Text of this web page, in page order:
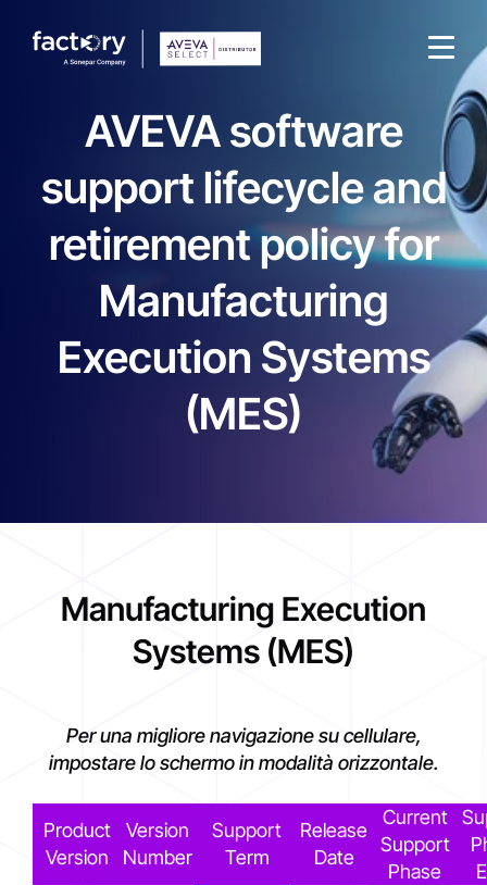
Che cosa sta cercando ?
AVEVA software
support lifecycle and
retirement policy for
Manufacturing
Execution Systems
(MES)
Manufacturing Execution
Systems (MES)
Per una migliore navigazione su cellulare,
impostare lo schermo in modalità orizzontale.
Product
Version
Version
Number
Support
Term
Release
Date
Current
Support
Phase